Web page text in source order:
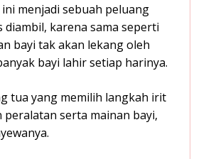
menjadi sebuah peluang
diambil, karena sama seperti
bayi tak akan lekang oleh
bayi lahir setiap harinya.
tua yang memilih langkah irit
serta mainan bayi,